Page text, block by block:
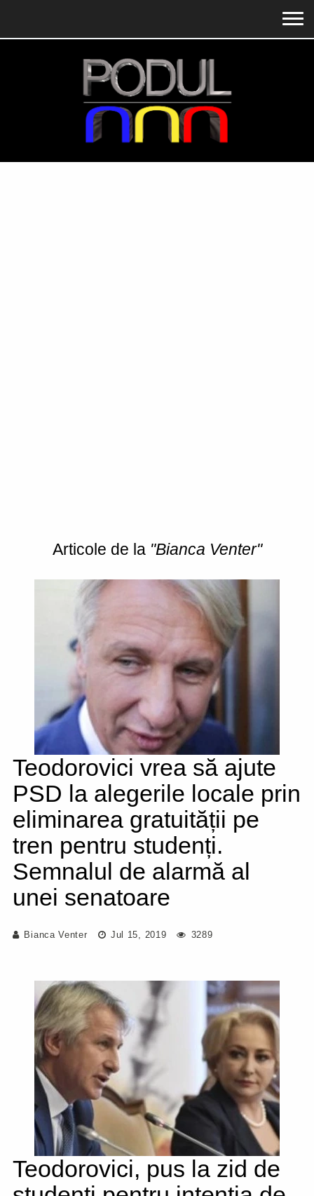
Articole de la "Bianca Venter"
Teodorovici vrea să ajute
PSD la alegerile locale prin
eliminarea gratuității pe
tren pentru studenți.
Semnalul de alarmă al
unei senatoare
Bianca Venter Jul 15, 2019 3289
Teodorovici, pus la zid de